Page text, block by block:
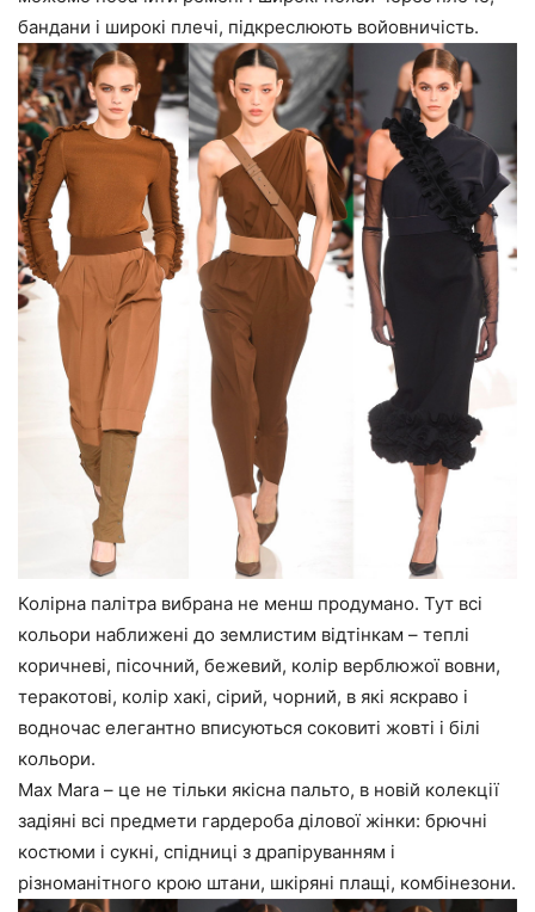
бандани і широкі плечі, підкреслюють войовничість.
Колірна палітра вибрана не менш продумано. Тут всі
кольори наближені до землистим відтінкам – теплі
коричневі, пісочний, бежевий, колір верблюжої вовни,
теракотові, колір хакі, сірий, чорний, в які яскраво і
водночас елегантно вписуються соковиті жовті і білі
кольори.
Max Mara – це не тільки якісна пальто, в новій колекції
задіяні всі предмети гардероба ділової жінки: брючні
костюми і сукні, спідниці з драпіруванням і
різноманітного крою штани, шкіряні плащі, комбінезони.